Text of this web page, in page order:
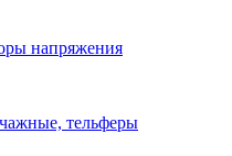
напряжения
тельферы